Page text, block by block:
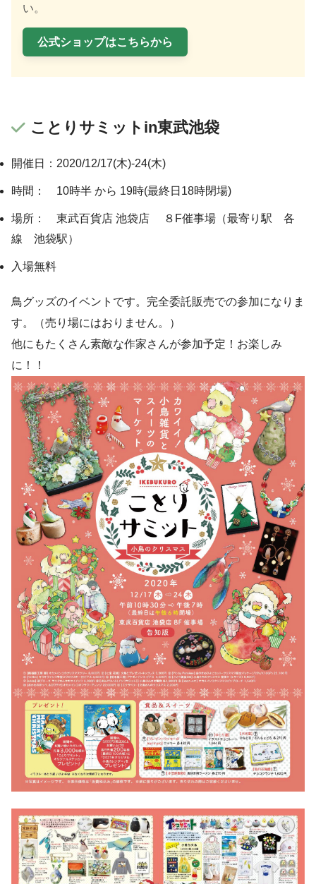
い。
公式ショップはこちらから
ことりサミットin東武池袋
開催日：2020/12/17(木)-24(木)
時間： 10時半 から 19時(最終日18時閉場)
場所： 東武百貨店 池袋店 ８F催事場（最寄り駅 各
線 池袋駅）
入場無料
鳥グッズのイベントです。完全委託販売での参加になりま
す。（売り場にはおりません。）
他にもたくさん素敵な作家さんが参加予定！お楽しみ
に！！